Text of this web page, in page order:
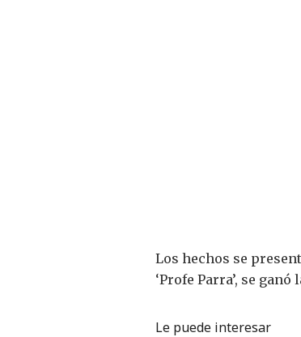
Los hechos se
‘Profe Parra’, se
Le puede interesar